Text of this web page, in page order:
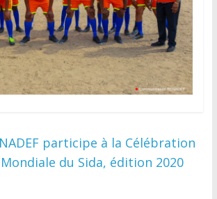
participe à la Célébration
du Sida, édition 2020